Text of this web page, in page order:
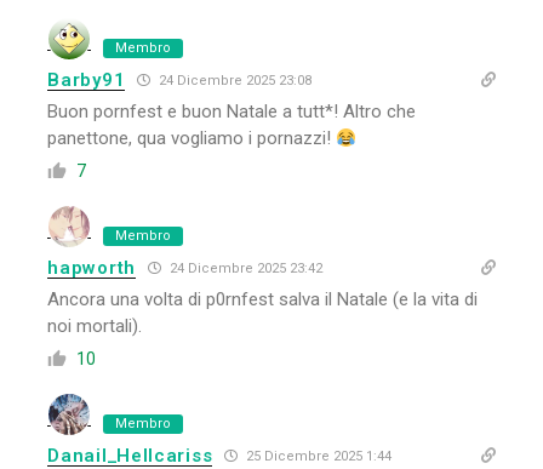
Membro
Barby91 24 Dicembre 2025 23:08
Buon pornfest e buon Natale a tutt*! Altro che
panettone, qua vogliamo i pornazzi!
7
Membro
hapworth 24 Dicembre 2025 23:42
Ancora una volta di p0rnfest salva il Natale (e la vita di
noi mortali).
10
Membro
Danail_Hellcariss 25 Dicembre 2025 1:44